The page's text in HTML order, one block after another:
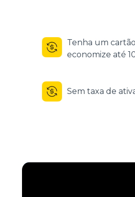
Tenha um
economize até
Sem taxa de